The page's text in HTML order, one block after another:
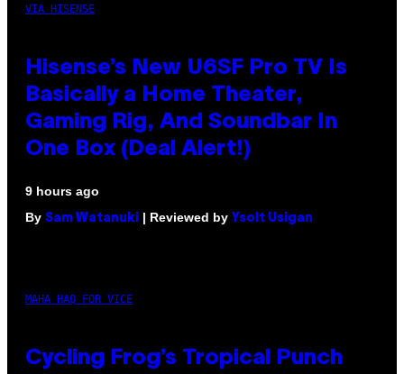
VIA HISENSE
Hisense’s New U6SF Pro TV Is
Basically a Home Theater,
Gaming Rig, And Soundbar In
One Box (Deal Alert!)
9 hours ago
By Sam Watanuki | Reviewed by Ysolt Usigan
MAHA HAQ FOR VICE
Cycling Frog’s Tropical Punch